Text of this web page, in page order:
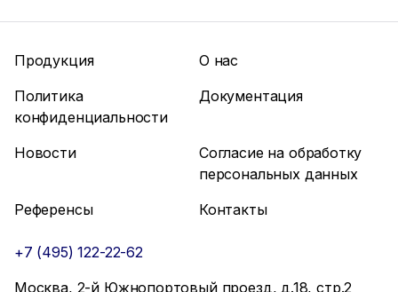
Продукция
О нас
Политика
конфиденциальности
Документация
Новости
Согласие на обработку
персональных данных
Референсы
Контакты
+7 (495) 122-22-62
Москва, 2-й Южнопортовый проезд, д.18, стр.2